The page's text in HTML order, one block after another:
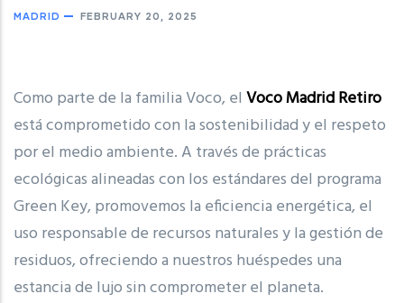
MADRID FEBRUARY 20, 2025
Como parte de la familia Voco, el Voco Madrid Retiro
está comprometido con la sostenibilidad y el respeto
por el medio ambiente. A través de prácticas
ecológicas alineadas con los estándares del programa
Green Key, promovemos la eficiencia energética, el
uso responsable de recursos naturales y la gestión de
residuos, ofreciendo a nuestros huéspedes una
estancia de lujo sin comprometer el planeta.